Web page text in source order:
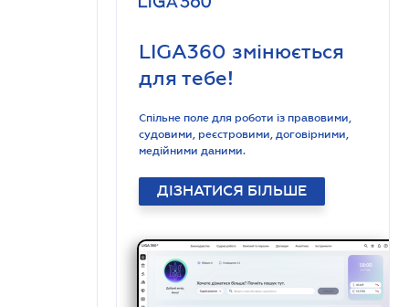
LIGA360 змінюється
для тебе!
Спільне поле для роботи із правовими,
судовими, реєстровими, договірними,
медійними даними.
ДІЗНАТИСЯ БІЛЬШЕ